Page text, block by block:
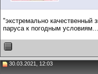
"экстремально качественный
паруса к погодным
30.03.2021, 12:03